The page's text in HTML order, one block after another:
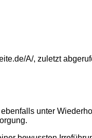
A/, zuletzt
unter